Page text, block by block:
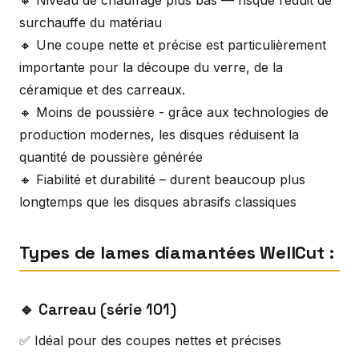
surchauffe du matériau
🔸 Une coupe nette et précise est particulièrement
importante pour la découpe du verre, de la
céramique et des carreaux.
🔸 Moins de poussière - grâce aux technologies de
production modernes, les disques réduisent la
quantité de poussière générée
🔸 Fiabilité et durabilité – durent beaucoup plus
longtemps que les disques abrasifs classiques
Types de lames diamantées WellCut :
🔹 Carreau (série 101)
✅ Idéal pour des coupes nettes et précises